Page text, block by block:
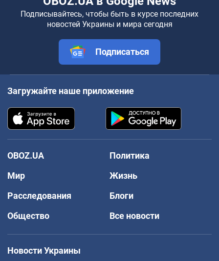
Подписывайтесь, чтобы быть в курсе последних
новостей Украины и мира сегодня
Подписаться
Загружайте наше приложение
OBOZ.UA
Политика
Мир
Жизнь
Расследования
Блоги
Общество
Все новости
Новости Украины